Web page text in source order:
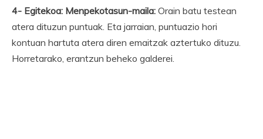
4- Egitekoa: Menpekotasun-maila: Orain batu testean
atera dituzun puntuak. Eta jarraian, puntuazio hori
kontuan hartuta atera diren emaitzak aztertuko dituzu.
Horretarako, erantzun beheko galderei.